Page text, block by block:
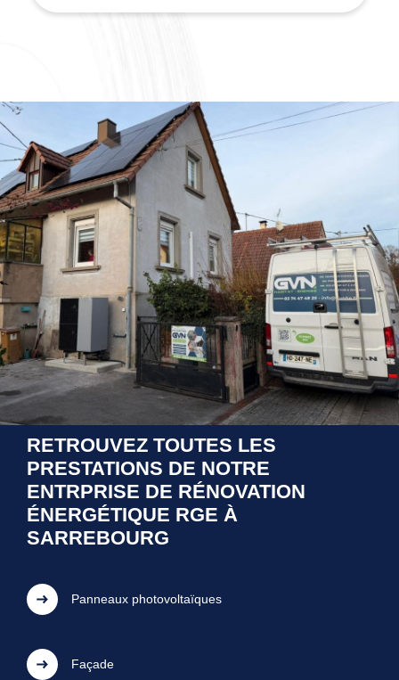
RETROUVEZ TOUTES LES
PRESTATIONS DE NOTRE
ENTRPRISE DE RÉNOVATION
ÉNERGÉTIQUE RGE À
SARREBOURG
Panneaux photovoltaïques
Façade